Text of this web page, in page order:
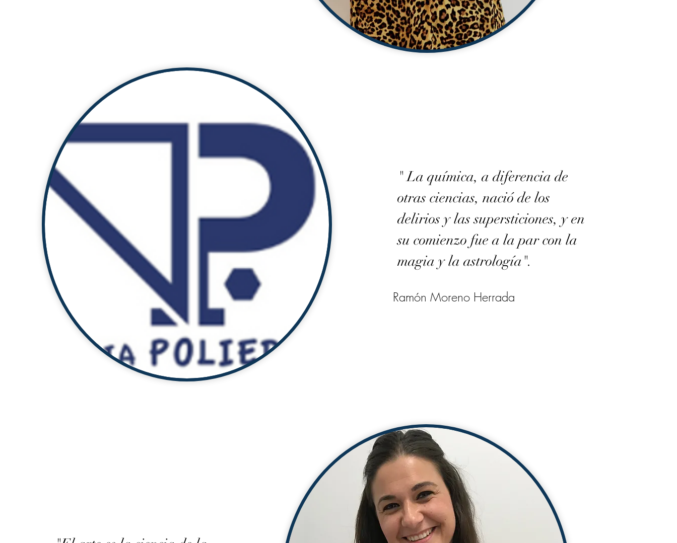
" La química, a diferencia de
otras ciencias, nació de los
delirios y las supersticiones, y en
su comienzo fue a la par con la
magia y la astrología".
Ramón Moreno Herrada